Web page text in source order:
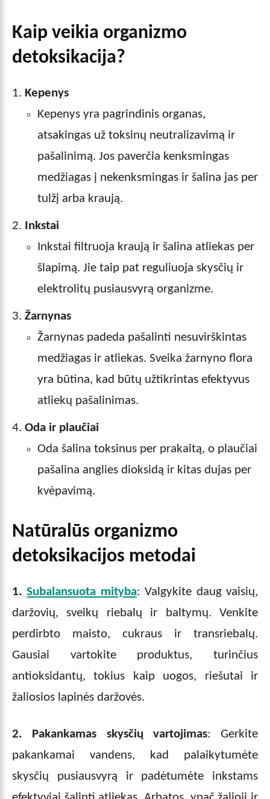
Kaip veikia organizmo
detoksikacija?
Kepenys
Kepenys yra pagrindinis organas,
atsakingas už toksinų neutralizavimą ir
pašalinimą. Jos paverčia kenksmingas
medžiagas į nekenksmingas ir šalina jas per
tulžį arba kraują.
Inkstai
Inkstai filtruoja kraują ir šalina atliekas per
šlapimą. Jie taip pat reguliuoja skysčių ir
elektrolitų pusiausvyrą organizme.
Žarnynas
Žarnynas padeda pašalinti nesuvirškintas
medžiagas ir atliekas. Sveika žarnyno flora
yra būtina, kad būtų užtikrintas efektyvus
atliekų pašalinimas.
Oda ir plaučiai
Oda šalina toksinus per prakaitą, o plaučiai
pašalina anglies dioksidą ir kitas dujas per
kvėpavimą.
Natūralūs organizmo
detoksikacijos metodai
1.Subalansuota mityba: Valgykite daug vaisių,
daržovių, sveikų riebalų ir baltymų. Venkite
perdirbto maisto, cukraus ir transriebalų.
Gausiai vartokite produktus, turinčius
antioksidantų, tokius kaip uogos, riešutai ir
žaliosios lapinės daržovės.
2. Pakankamas skysčių vartojimas: Gerkite
pakankamai vandens, kad palaikytumėte
skysčių pusiausvyrą ir padėtumėte inkstams